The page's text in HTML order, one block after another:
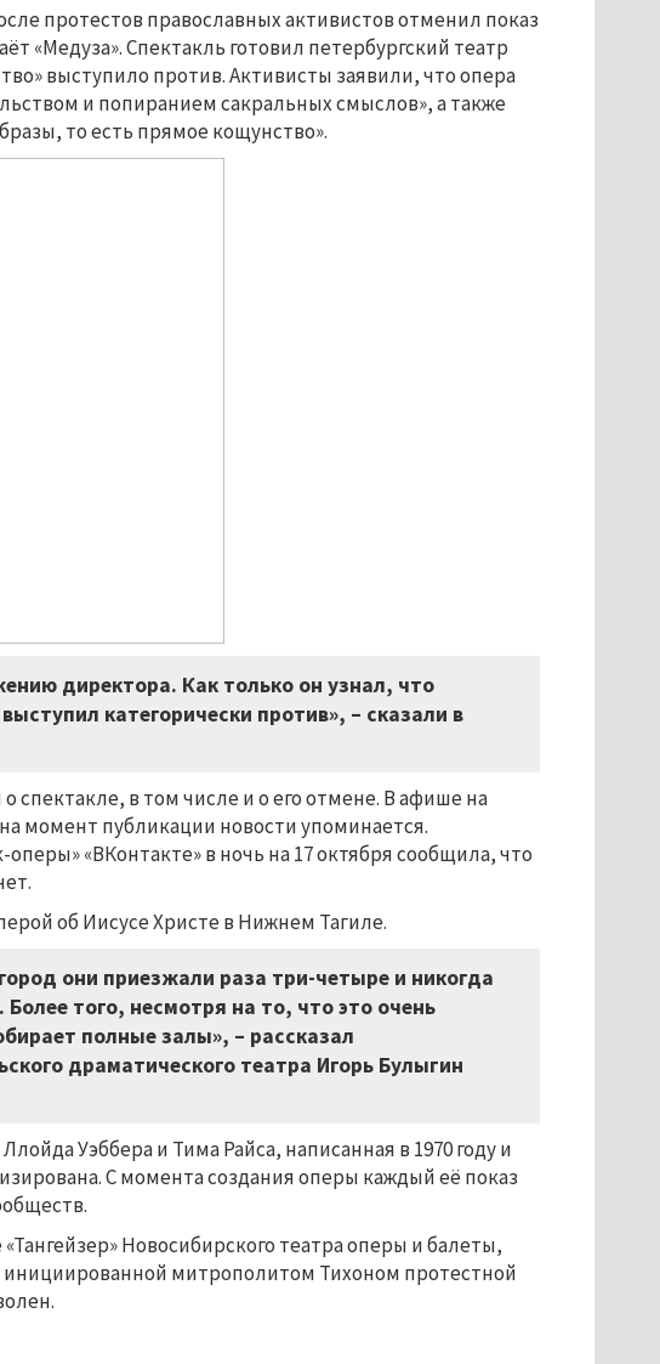
протестов православных активистов отменил показ
«Медуза». Спектакль готовил петербургский театр
выступило против. Активисты заявили, что опера
и попиранием сакральных смыслов», а также
то есть прямое кощунство».
директора. Как только он узнал, что
категорически против», – сказали в
спектакле, в том числе и о его отмене. В афише на
момент публикации новости упоминается.
«ВКонтакте» в ночь на 17 октября сообщила, что
об Иисусе Христе в Нижнем Тагиле.
они приезжали раза три-четыре и никогда
того, несмотря на то, что это очень
полные залы», – рассказал
драматического театра Игорь Булыгин
Уэббера и Тима Райса, написанная в 1970 году и
С момента создания оперы каждый её показ
Новосибирского театра оперы и балеты,
инициированной митрополитом Тихоном протестной